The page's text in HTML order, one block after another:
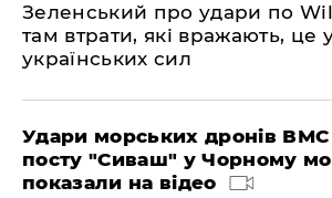
Зеленський про удари по
там втрати, які вражають, це
українських сил
Удари морських дронів
посту "Сиваш" у Чорному
показали на відео